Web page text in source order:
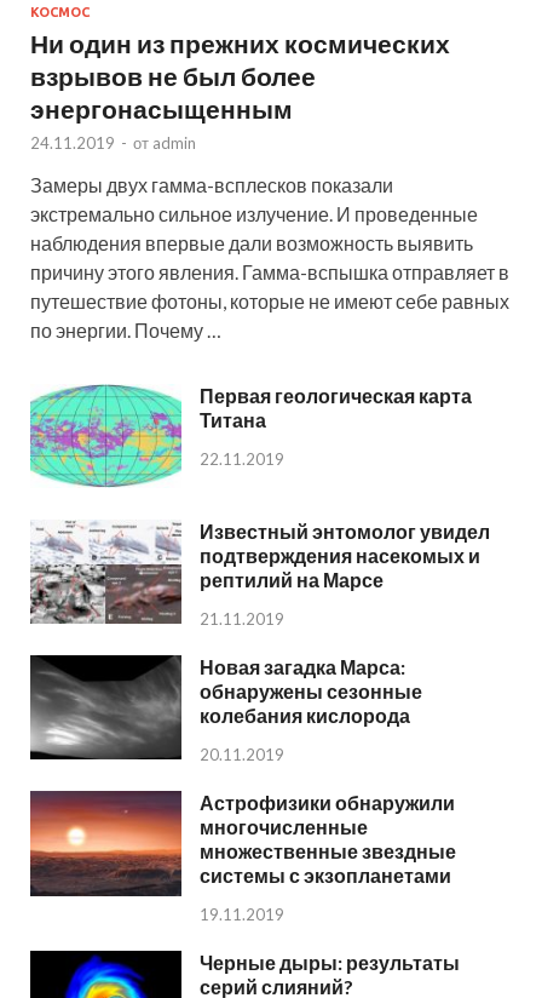
КОСМОС
Ни один из прежних космических
взрывов не был более
энергонасыщенным
24.11.2019 - от admin
Замеры двух гамма-всплесков показали
экстремально сильное излучение. И проведенные
наблюдения впервые дали возможность выявить
причину этого явления. Гамма-вспышка отправляет в
путешествие фотоны, которые не имеют себе равных
по энергии. Почему …
Первая геологическая карта
Титана
22.11.2019
Известный энтомолог увидел
подтверждения насекомых и
рептилий на Марсе
21.11.2019
Новая загадка Марса:
обнаружены сезонные
колебания кислорода
20.11.2019
Астрофизики обнаружили
многочисленные
множественные звездные
системы с экзопланетами
19.11.2019
Черные дыры: результаты
серий слияний?